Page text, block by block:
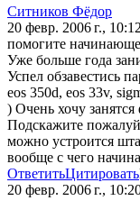
Ситников Фёдор
20 февр. 2006 г.,
помогите
Уже больше года
Успел обзавестись
eos 350d, eos 33v,
) Очень хочу
Подскажите
можно устроится
вообще с чего
ОтветитьЦитировать
20 февр. 2006 г.,